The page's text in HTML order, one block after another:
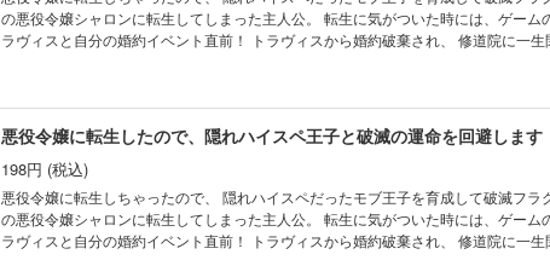
の悪役令嬢シャロンに転生してしまった主人公。 転生に気がついた時には、ゲーム
ラヴィスと自分の婚約イベント直前！ トラヴィスから婚約破棄され、 修道院に一
ったフェリクスを変身させていくシャロンだったが、 次第に二人の間に本当の恋
悪役令嬢に転生したので、隠れハイスペ王子と破滅の運命を回避します
198円 (税込)
悪役令嬢に転生しちゃったので、 隠れハイスペだったモブ王子を育成して破滅フラグをへし
の悪役令嬢シャロンに転生してしまった主人公。 転生に気がついた時には、ゲーム
ラヴィスと自分の婚約イベント直前！ トラヴィスから婚約破棄され、 修道院に一